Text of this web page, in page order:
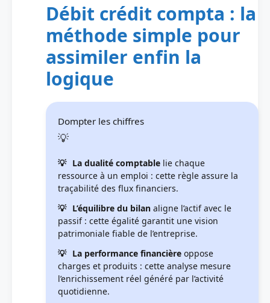
Débit crédit compta : la
méthode simple pour
assimiler enfin la
logique
Dompter les chiffres
La dualité comptable lie chaque
ressource à un emploi : cette règle assure la
traçabilité des flux financiers.
L’équilibre du bilan aligne l’actif avec le
passif : cette égalité garantit une vision
patrimoniale fiable de l’entreprise.
La performance financière oppose
charges et produits : cette analyse mesure
l’enrichissement réel généré par l’activité
quotidienne.